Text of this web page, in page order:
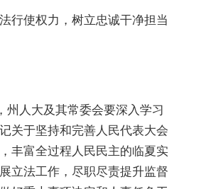
行使权力，树立忠诚干净担当
人大及其常委会要深入学习
关于坚持和完善人民代表大会
丰富全过程人民民主的临夏实
立法工作，尽职尽责提升监督